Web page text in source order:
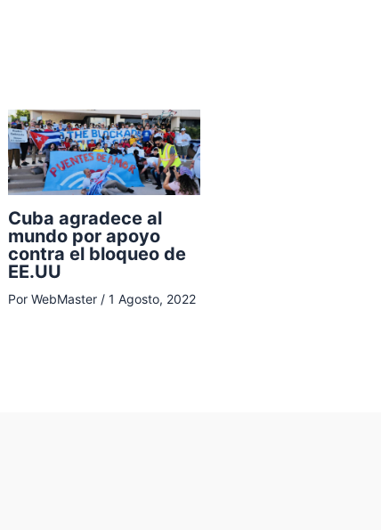
Cuba agradece al
mundo por apoyo
contra el bloqueo de
EE.UU
Por WebMaster / 1 Agosto, 2022